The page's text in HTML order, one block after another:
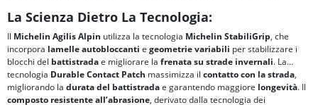
La Scienza Dietro La Tecnologia:
Il Michelin Agilis Alpin utilizza la tecnologia Michelin StabiliGrip, che
incorpora lamelle autobloccanti e geometrie variabili per stabilizzare i
blocchi del battistradae migliorare la frenata su strade invernali. La
tecnologia Durable Contact Patch massimizza il contatto con la strada,
migliorando la durata del battistradae garantendo maggiore longevità. Il
composto resistente all’abrasione, derivato dalla tecnologia dei